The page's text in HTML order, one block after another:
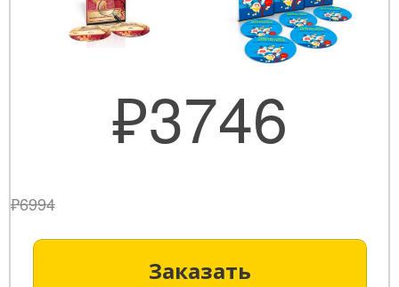
₽3746
₽6994
Заказать